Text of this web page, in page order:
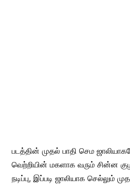
படத்தின் முதல் பாதி செம
வெற்றியின் மகளாக வரும் சின்ன
நடிப்பு, இப்படி ஜாலியாக செல்லும்